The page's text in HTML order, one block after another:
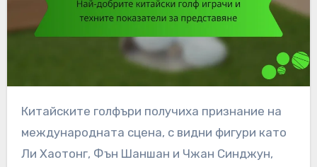
Китайските голфъри получиха признание на
международната сцена, с видни фигури като
Ли Хаотонг, Фън Шаншан и Чжан Синджун,